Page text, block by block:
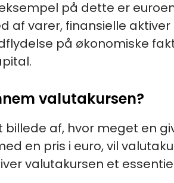
på dette er
varer, finansielle
på økonomiske
valutakursen?
af, hvor meget en
en pris i euro, vil
valutakursen et